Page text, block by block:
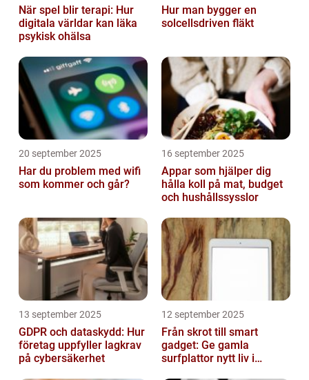
När spel blir terapi: Hur
digitala världar kan läka
psykisk ohälsa
Hur man bygger en
solcellsdriven fläkt
20 september 2025
Har du problem med wifi
som kommer och går?
16 september 2025
Appar som hjälper dig
hålla koll på mat, budget
och hushållssysslor
13 september 2025
GDPR och dataskydd: Hur
företag uppfyller lagkrav
på cybersäkerhet
12 september 2025
Från skrot till smart
gadget: Ge gamla
surfplattor nytt liv i